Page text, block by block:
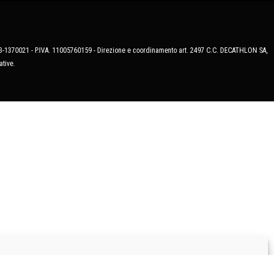
- P.IVA. 11005760159 - Direzione e coordinamento art. 2497 C.C. DECATHLON SA,